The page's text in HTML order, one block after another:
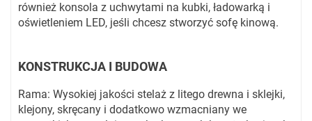
również konsola z uchwytami na kubki, ładowarką i
oświetleniem LED, jeśli chcesz stworzyć sofę kinową.
KONSTRUKCJA I BUDOWA
Rama: Wysokiej jakości stelaż z litego drewna i sklejki,
klejony, skręcany i dodatkowo wzmacniany we